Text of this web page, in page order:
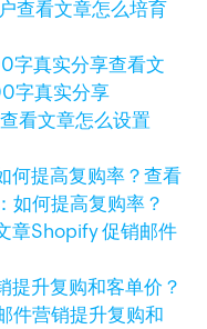
查看文章怎么培育
查看文
字真实分享
查看文章怎么设置
查看
如何提高复购率？
章Shopify 促销邮件
件营销提升复购和